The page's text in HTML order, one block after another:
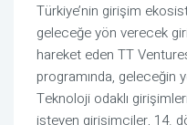
Türkiye’nin girişim
geleceğe yön verecek
hareket eden TT
programında, geleceğin
Teknoloji odaklı
isteyen girişimciler, 14.